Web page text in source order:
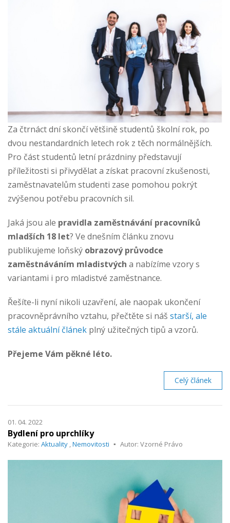
Za čtrnáct dní skončí většině studentů školní rok, po
dvou nestandardních letech rok z těch normálnějších.
Pro část studentů letní prázdniny představují
příležitosti si přivydělat a získat pracovní zkušenosti,
zaměstnavatelům studenti zase pomohou pokrýt
zvýšenou potřebu pracovních sil.
Jaká jsou ale pravidla zaměstnávání pracovníků
mladších 18 let? Ve dnešním článku znovu
publikujeme loňský obrazový průvodce
zaměstnáváním mladistvých a nabízíme vzory s
variantami i pro mladistvé zaměstnance.
Řešíte-li nyní nikoli uzavření, ale naopak ukončení
pracovněprávního vztahu, přečtěte si náš starší, ale
stále aktuální článek plný užitečných tipů a vzorů.
Přejeme Vám pěkné léto.
Celý článek
01. 04. 2022
Bydlení pro uprchlíky
Kategorie: Aktuality ,Nemovitosti Autor: Vzorné Právo